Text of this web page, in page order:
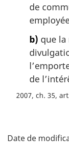
de
b) que la
de
2007, ch. 35,
Date de